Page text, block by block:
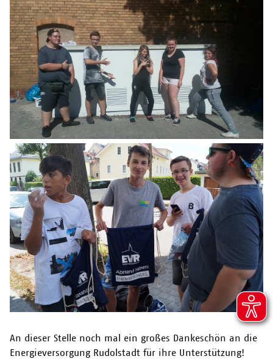
An dieser Stelle noch mal ein großes Dankeschön an die
Energieversorgung Rudolstadt für ihre Unterstützung!